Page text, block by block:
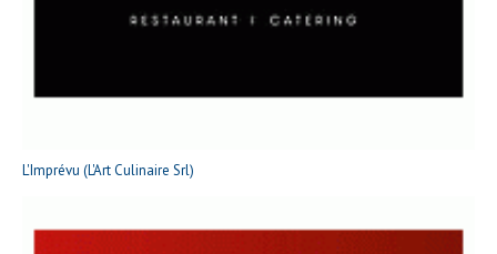
L'Imprévu (L'Art Culinaire Srl)